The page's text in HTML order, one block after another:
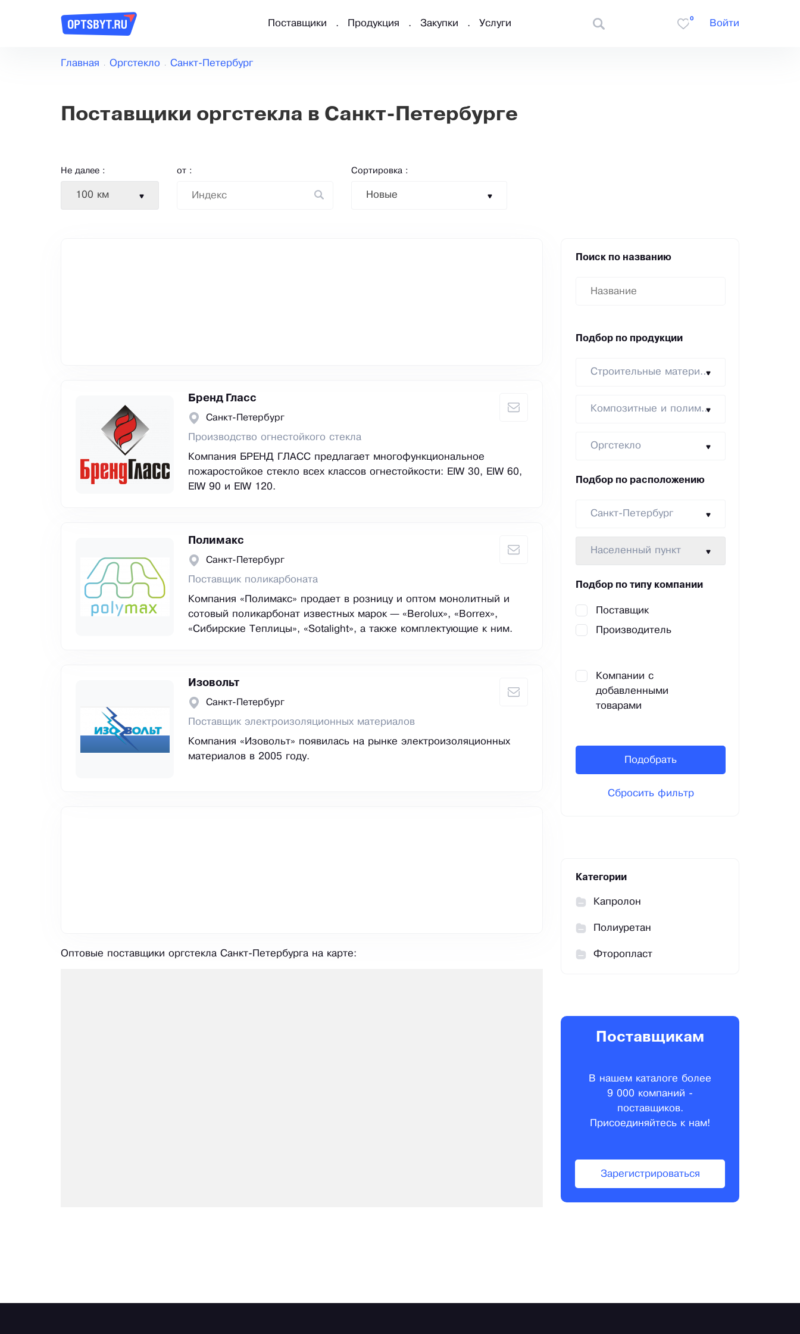
Поставщики Продукция Закупки Услуги
0
Войти
Главная Оргстекло Санкт-Петербург
Поставщики оргстекла в Санкт-Петербурге
Не далее :
100 км
от : Сортировка :
Новые
Бренд Гласс
Санкт-Петербург
Производство огнестойкого стекла
Компания БРЕНД ГЛАСС предлагает многофункциональное
пожаростойкое стекло всех классов огнестойкости: EIW 30, EIW 60,
EIW 90 и EIW 120.
Полимакс
Санкт-Петербург
Поставщик поликарбоната
Компания «Полимакс» продает в розницу и оптом монолитный и
сотовый поликарбонат известных марок — «Berolux», «Borrex»,
«Сибирские Теплицы», «Sotalight», а также комплектующие к ним.
Изовольт
Санкт-Петербург
Поставщик электроизоляционных материалов
Компания «Изовольт» появилась на рынке электроизоляционных
материалов в 2005 году.
Оптовые поставщики оргстекла Санкт-Петербурга на карте:
Поиск по названию
Подбор по продукции
Строительные материалы
Композитные и полимерные
Оргстекло
Подбор по расположению
Санкт-Петербург
Населенный пункт
Подбор по типу компании
Поставщик
Производитель
Компании с
добавленными
товарами
Подобрать
Сбросить фильтр
Категории
Капролон
Полиуретан
Фторопласт
Поставщикам
В нашем каталоге более
9 000 компаний -
поставщиков.
Присоединяйтесь к нам!
Зарегистрироваться